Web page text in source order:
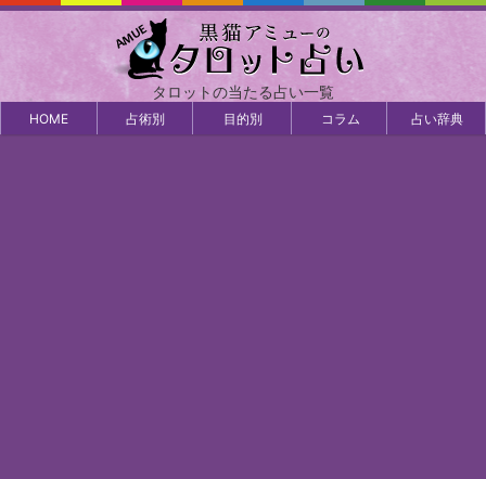
タロットの当たる占い一覧
HOME 占術別 目的別 コラム 占い辞典